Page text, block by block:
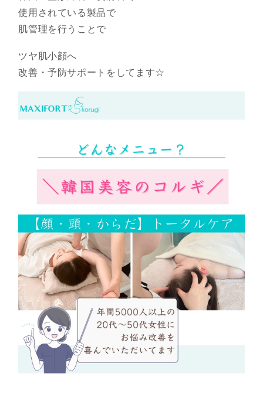
使用されている製品で
肌管理を行うことで
ツヤ肌小顔へ
改善・予防サポートをしてます☆